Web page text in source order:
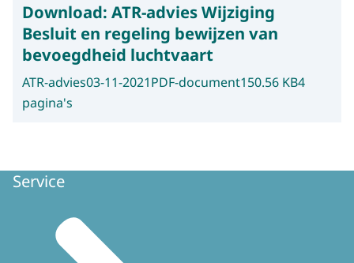
Download: ATR-advies Wijziging
Besluit en regeling bewijzen van
bevoegdheid luchtvaart
ATR-advies03-11-2021PDF-document150.56 KB4
pagina's
Service